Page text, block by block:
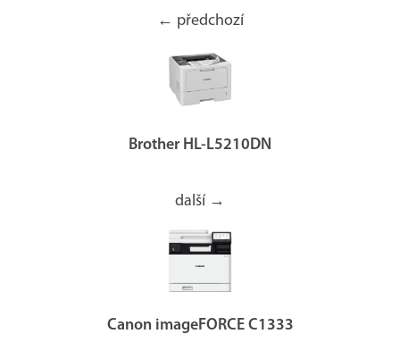
← předchozí
Brother HL-L5210DN
další →
Canon imageFORCE C1333